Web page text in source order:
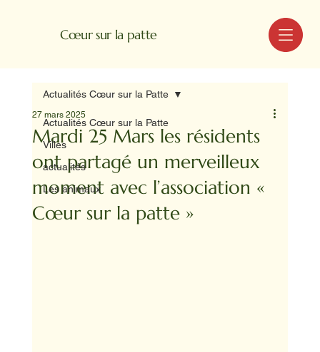
Cœur sur la patte MENU
Actualités Cœur sur la Patte
Villes
actualités
Les animaux
Actualités Cœur sur la Patte
Mardi 25 Mars les résidents
ont partagé un merveilleux
moment avec l’association «
Cœur sur la patte »
27 mars 2025